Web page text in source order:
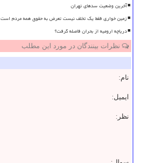
آخرین وضعیت سدهای تهران
زمین خواری فقط یک تخلف نیست تعرض به حقوق همه مردم است
دریاچه ارومیه از بحران فاصله گرفت؟
نظرات بینندگان در مورد این مطلب
نام:
ایمیل:
نظر: